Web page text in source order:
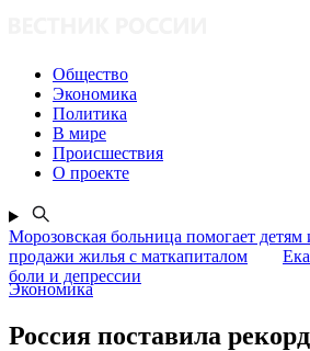
Общество
Экономика
Политика
В мире
Происшествия
О проекте
Морозовская больница помогает детям
продажи жилья с маткапиталом
боли и депрессии
Экономика
Россия поставила